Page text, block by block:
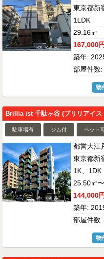
東京都新
1LDK
29.16㎡
167,000
築年:
部屋件数:
物
Brillia ist 千駄ヶ谷 (ブリリアイス
駐車場有 ジム付 ペット
都営大江
東京都新
1K、1DK
25.50㎡
144,000
築年:
部屋件数:
物